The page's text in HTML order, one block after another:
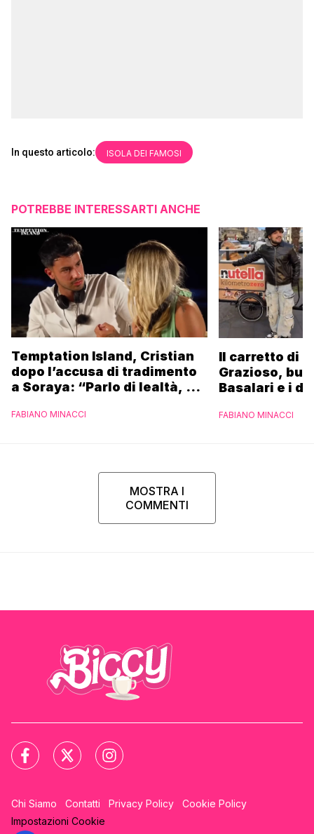
In questo articolo: ISOLA DEI FAMOSI
POTREBBE INTERESSARTI ANCHE
Temptation Island, Cristian
dopo l’accusa di tradimento
a Soraya: “Parlo di lealtà, ma
FABIANO MINACCI
Il carretto di
Grazioso,
Basalari e i
Ferrero”
FABIANO MINACCI
MOSTRA I
COMMENTI
Chi Siamo Contatti Privacy Policy
Cookie Policy
Impostazioni Cookie